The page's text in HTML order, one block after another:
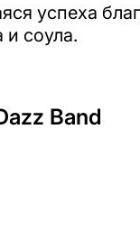
успеха
и соула.
Band